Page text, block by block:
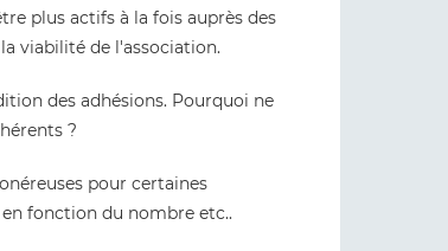
plus actifs à la fois auprès des
viabilité de l'association.
des adhésions. Pourquoi ne
?
pour certaines
fonction du nombre etc..